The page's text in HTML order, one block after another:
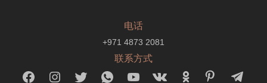
电话
+971 4873 2081
联系方式